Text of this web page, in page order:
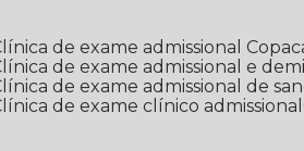
Clínica de exame admissional
Clínica de exame admissional e
Clínica de exame admissional de
Clínica de exame clínico admissional